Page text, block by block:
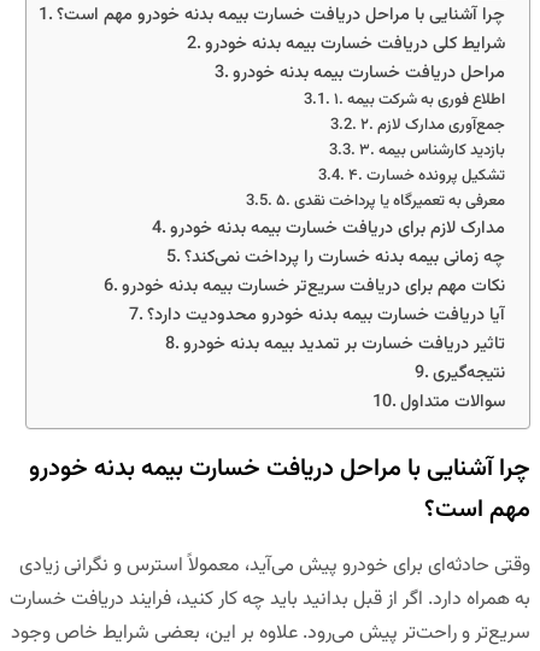
چرا آشنایی با مراحل دریافت خسارت بیمه بدنه خودرو مهم است؟
شرایط کلی دریافت خسارت بیمه بدنه خودرو
مراحل دریافت خسارت بیمه بدنه خودرو
۱. اطلاع فوری به شرکت بیمه
۲. جمع‌آوری مدارک لازم
۳. بازدید کارشناس بیمه
۴. تشکیل پرونده خسارت
۵. معرفی به تعمیرگاه یا پرداخت نقدی
مدارک لازم برای دریافت خسارت بیمه بدنه خودرو
چه زمانی بیمه بدنه خسارت را پرداخت نمی‌کند؟
نکات مهم برای دریافت سریع‌تر خسارت بیمه بدنه خودرو
آیا دریافت خسارت بیمه بدنه خودرو محدودیت دارد؟
تاثیر دریافت خسارت بر تمدید بیمه بدنه خودرو
نتیجه‌گیری
سوالات متداول
چرا آشنایی با مراحل دریافت خسارت بیمه بدنه خودرو
مهم است؟
وقتی حادثه‌ای برای خودرو پیش می‌آید، معمولاً استرس و نگرانی زیادی
به همراه دارد. اگر از قبل بدانید باید چه کار کنید، فرایند دریافت خسارت
سریع‌تر و راحت‌تر پیش می‌رود. علاوه بر این، بعضی شرایط خاص وجود